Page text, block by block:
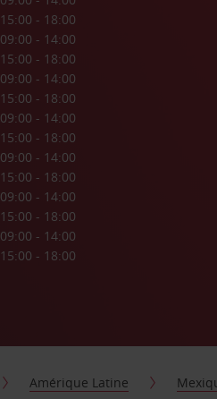
15:00 - 18:00
09:00 - 14:00
15:00 - 18:00
09:00 - 14:00
15:00 - 18:00
09:00 - 14:00
15:00 - 18:00
09:00 - 14:00
15:00 - 18:00
09:00 - 14:00
15:00 - 18:00
09:00 - 14:00
15:00 - 18:00
Amérique Latine